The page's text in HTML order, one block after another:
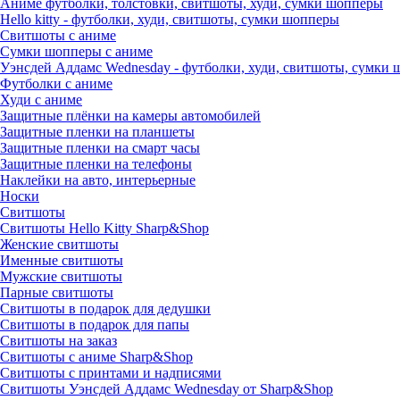
Аниме футболки, толстовки, свитшоты, худи, сумки шопперы
Hello kitty - футболки, худи, свитшоты, сумки шопперы
Свитшоты с аниме
Сумки шопперы с аниме
Уэнсдей Аддамс Wednesday - футболки, худи, свитшоты, сумки
Футболки с аниме
Худи с аниме
Защитные плёнки на камеры автомобилей
Защитные пленки на планшеты
Защитные пленки на смарт часы
Защитные пленки на телефоны
Наклейки на авто, интерьерные
Носки
Свитшоты
Cвитшоты Hello Kitty Sharp&Shop
Женские свитшоты
Именные свитшоты
Мужские свитшоты
Парные свитшоты
Свитшоты в подарок для дедушки
Свитшоты в подарок для папы
Свитшоты на заказ
Свитшоты с аниме Sharp&Shop
Свитшоты с принтами и надписями
Свитшоты Уэнсдей Аддамс Wednesday от Sharp&Shop